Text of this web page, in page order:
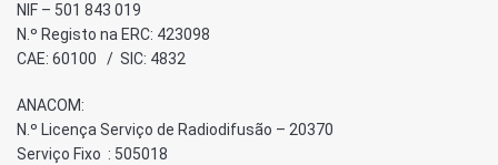
NIF – 501 843 019
N.º Registo na ERC: 423098
CAE: 60100 / SIC: 4832
ANACOM:
N.º Licença Serviço de Radiodifusão – 20370
Serviço Fixo : 505018